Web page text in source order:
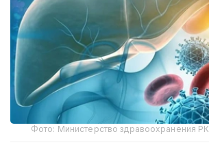
Фото: Министерство здравоохранения РК